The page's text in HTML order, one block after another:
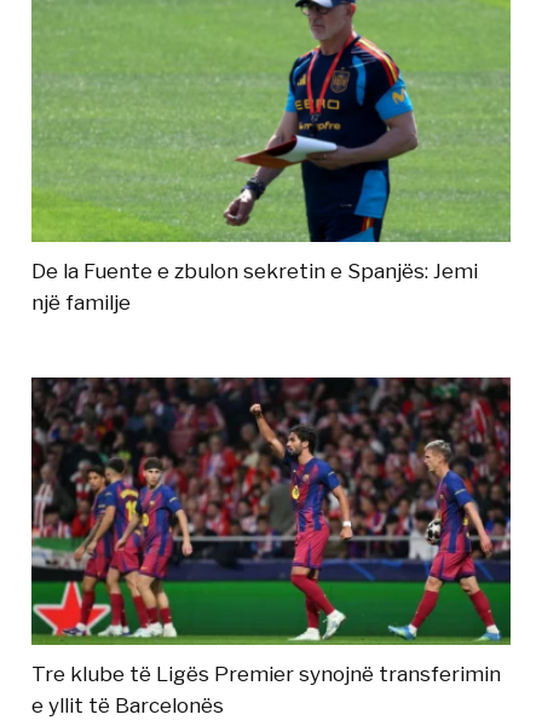
De la Fuente e zbulon sekretin e Spanjës: Jemi
një familje
Tre klube të Ligës Premier synojnë transferimin
e yllit të Barcelonës